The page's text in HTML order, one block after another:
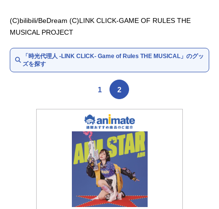
エマの母親：浅見静江
(C)bilibili/BeDream (C)LINK CLICK-GAME OF RULES THE
MUSICAL PROJECT
「時光代理人 -LINK CLICK- Game of Rules THE MUSICAL」のグッ
ズを探す
1 2